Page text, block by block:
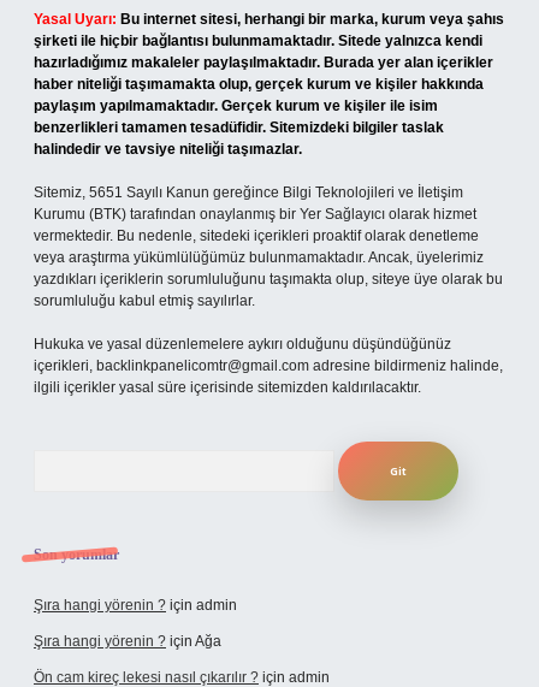
Yasal Uyarı: Bu internet sitesi, herhangi bir marka, kurum veya şahıs
şirketi ile hiçbir bağlantısı bulunmamaktadır. Sitede yalnızca kendi
hazırladığımız makaleler paylaşılmaktadır. Burada yer alan içerikler
haber niteliği taşımamakta olup, gerçek kurum ve kişiler hakkında
paylaşım yapılmamaktadır. Gerçek kurum ve kişiler ile isim
benzerlikleri tamamen tesadüfidir. Sitemizdeki bilgiler taslak
halindedir ve tavsiye niteliği taşımazlar.
Sitemiz, 5651 Sayılı Kanun gereğince Bilgi Teknolojileri ve İletişim
Kurumu (BTK) tarafından onaylanmış bir Yer Sağlayıcı olarak hizmet
vermektedir. Bu nedenle, sitedeki içerikleri proaktif olarak denetleme
veya araştırma yükümlülüğümüz bulunmamaktadır. Ancak, üyelerimiz
yazdıkları içeriklerin sorumluluğunu taşımakta olup, siteye üye olarak bu
sorumluluğu kabul etmiş sayılırlar.
Hukuka ve yasal düzenlemelere aykırı olduğunu düşündüğünüz
içerikleri, backlinkpanelicomtr@gmail.com adresine bildirmeniz halinde,
ilgili içerikler yasal süre içerisinde sitemizden kaldırılacaktır.
Son yorumlar
Şıra hangi yörenin ? için admin
Şıra hangi yörenin ? için Ağa
Ön cam kireç lekesi nasıl çıkarılır ? için admin